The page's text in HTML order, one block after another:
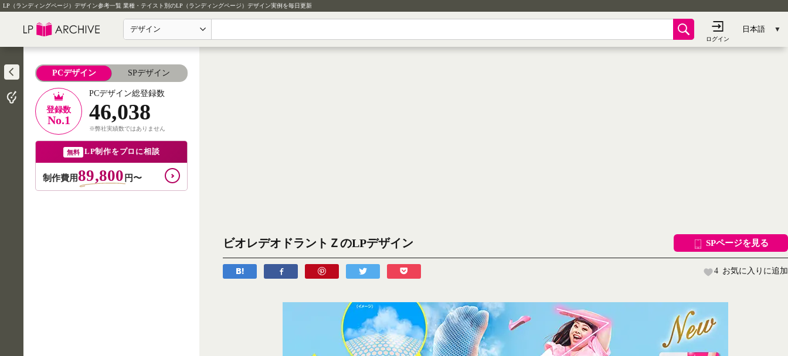
LP（ランディングページ）デザイン参考一覧 業種・テイスト別のLP（ランディングページ）デザイン実例を毎日更新
デザイン
PCデザイン SPデザイン
登録数
No.1
PCデザイン総登録数
46,038
※弊社実績数ではありません
無料 LP制作をプロに相談
制作費用89,800 円〜
ビオレデオドラントＺのLPデザイン SPページを見る
4 お気に入りに追加